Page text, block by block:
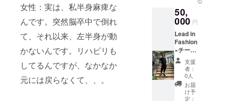
女性：実は、私半身麻痺な
んです。突然脳卒中で倒れ
て、それ以来、左半身が動
かないんです。リハビリも
してるんですが、なかなか
元には戻らなくて、、。
いま、ぼく
たちが当た
り前のよう
に思って生
きて、動い
てることっ
て、本当は
丈62、
身幅
幅37、
袖丈16
Sー
身丈
66、身
幅47、
結びの
方が方
に上げ
やす
く、左
麻痺の
方は左
肩結び
の方が
上げや
すいで
５枚を
お送り
しま
す。 ご
支援の
際に、
希望サ
イズ、
肩結び
位置
（右肩
で結
50,
000 円
Lead in
Fashion
×チーム
ブレイ
ン今共
同開
発 半
身麻痺
対応ス
支援
者：
0人
お届
け予
定：